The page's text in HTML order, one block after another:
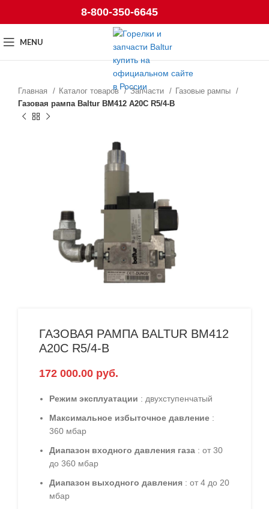
8-800-350-6645
MENU
Главная Каталог товаров Запчасти
Газовые рампы
Газовая рампа Baltur BM412 A20C R5/4-B
ГАЗОВАЯ РАМПА BALTUR BM412
A20C R5/4-B
172 000.00 руб.
Режим эксплуатации : двухступенчатый
Максимальное избыточное давление :
360 мбар
Диапазон входного давления газа : от 30
до 360 мбар
Диапазон выходного давления : от 4 до 20
мбар